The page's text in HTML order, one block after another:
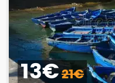
249€350€